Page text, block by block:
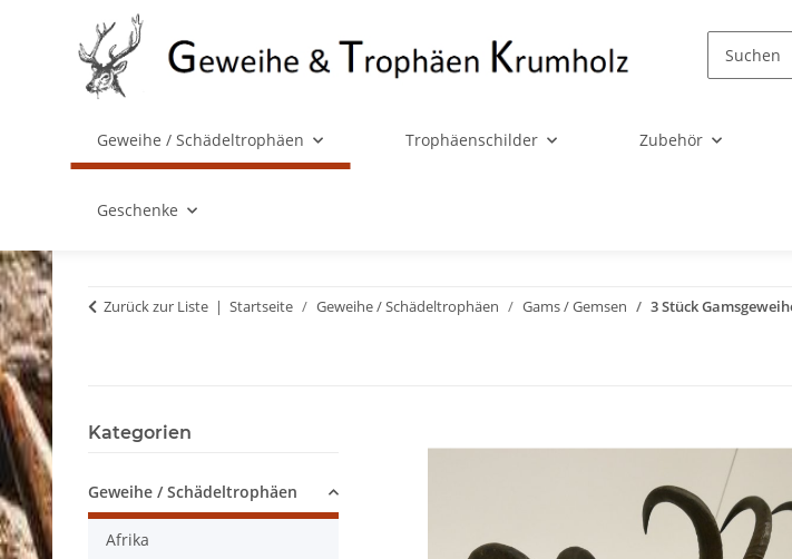
Geweihe / Schädeltrophäen Trophäenschilder Zubehör
Geschenke
Zurück zur Liste Startseite Geweihe / Schädeltrophäen Gams / Gemsen 3 Stück
Kategorien
Geweihe / Schädeltrophäen
Afrika